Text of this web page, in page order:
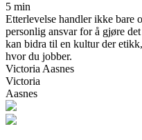
5 min
Etterlevelse handler ikke bare
personlig ansvar for å gjøre
kan bidra til en kultur der
hvor du jobber.
Victoria Aasnes
Victoria
Aasnes